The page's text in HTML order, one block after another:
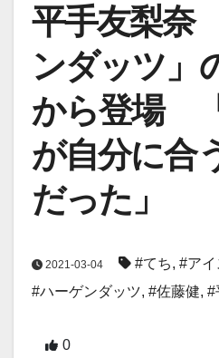
平手友梨
ンダッツ」
から登場
が自分に合
だった」
2021-03-04 #てち, #アイ
#ハーゲンダッツ, #佐藤健, #
0